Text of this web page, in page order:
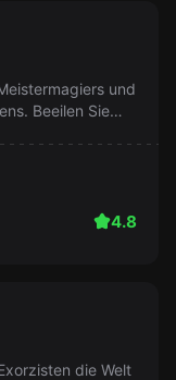
und
Beeilen Sie
4.8
die Welt